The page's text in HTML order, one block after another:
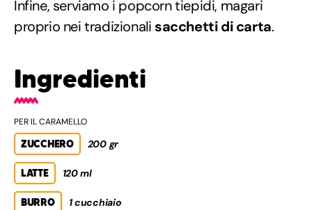
Infine, serviamo i popcorn tiepidi, magari
proprio nei tradizionali sacchetti di carta.
Ingredienti
PER IL CARAMELLO
ZUCCHERO 200 gr
LATTE 120 ml
BURRO 1 cucchiaio